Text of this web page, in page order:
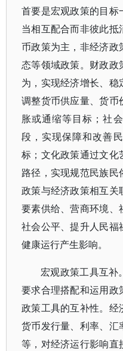
首要是宏观政策的目
当相互配合而非彼此
币政策为主，非经济政
态等领域政策。财政
为，实现经济增长、
调整货币供应量、货币
胀或通缩等目标；社
段，实现保障和改善
标；文化政策通过文
路径，实现规范民族
政策与经济政策相互
要素供给、营商环境、
社会公平、提升人民
健康运行产生影响。
宏观政策工具互补
要求合理搭配和运用
政策工具的互补性。经
货币发行量、利率、汇
等，对经济运行影响直